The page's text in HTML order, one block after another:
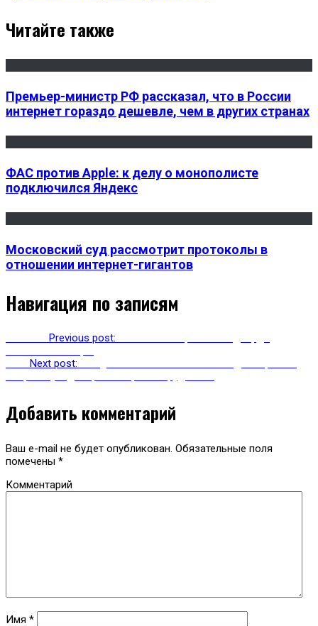
Читайте также
Премьер-министр РФ рассказал, что в России
интернет гораздо дешевле, чем в других странах
ФАС против Apple: к делу о монополисте
подключился Яндекс
Московский суд рассмотрит протоколы в
отношении интернет-гигантов
Навигация по записям
Previous post:
Next post:
Добавить комментарий
Ваш e-mail не будет опубликован. Обязательные поля
помечены *
Комментарий
Имя *